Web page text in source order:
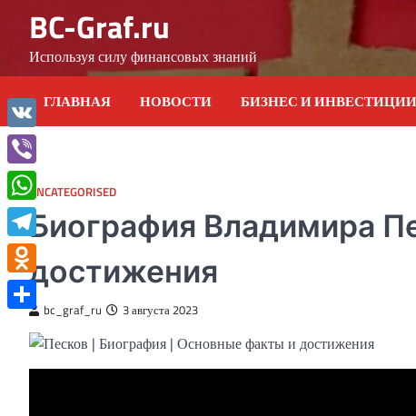
content
BC-Graf.ru
Используя силу финансовых знаний
ГЛАВНАЯ НОВОСТИ БИЗНЕС И ИНВЕСТИЦИИ
UNCATEGORISED
Биография Владимира
достижения
bc_graf_ru 3 августа 2023
VK
Viber
WhatsApp
Telegram
Odnoklassniki
Отправить